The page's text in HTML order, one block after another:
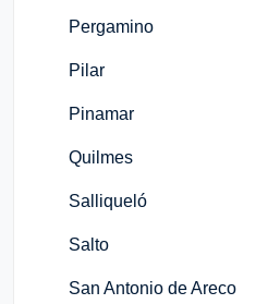
Pergamino
Pilar
Pinamar
Quilmes
Salliqueló
Salto
San Antonio de Areco